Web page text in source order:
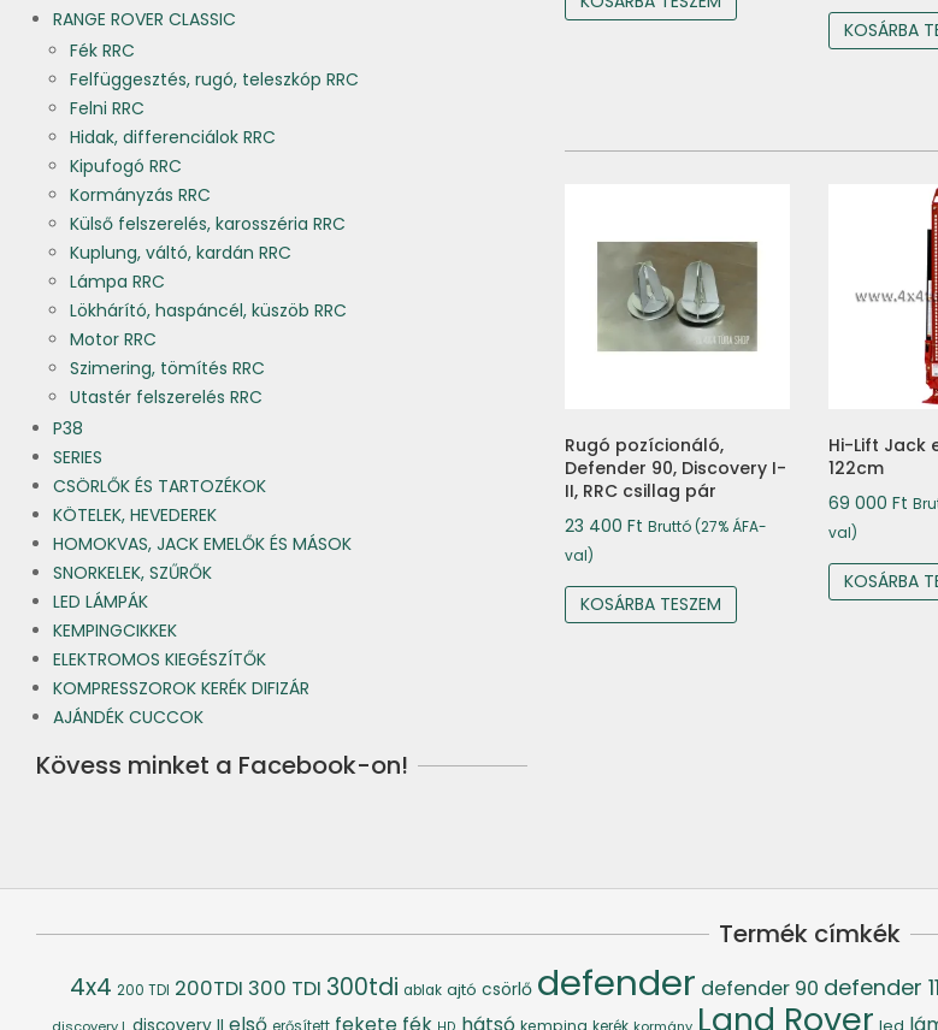
KOSÁRBA
Rugó pozícionáló,
Defender 90, Discovery I-
II, RRC csillag pár
23 400 Ft Bruttó (27% ÁFA-
val)
KOSÁRBA TESZEM
Hi-Lift Jack
122cm
69 000 Ft
val)
KOSÁRBA
RANGE ROVER CLASSIC
Fék RRC
Felfüggesztés, rugó, teleszkóp RRC
Felni RRC
Hidak, differenciálok RRC
Kipufogó RRC
Kormányzás RRC
Külső felszerelés, karosszéria RRC
Kuplung, váltó, kardán RRC
Lámpa RRC
Lökhárító, haspáncél, küszöb RRC
Motor RRC
Szimering, tömítés RRC
Utastér felszerelés RRC
P38
SERIES
CSÖRLŐK ÉS TARTOZÉKOK
KÖTELEK, HEVEDEREK
HOMOKVAS, JACK EMELŐK ÉS MÁSOK
SNORKELEK, SZŰRŐK
LED LÁMPÁK
KEMPINGCIKKEK
ELEKTROMOS KIEGÉSZÍTŐK
KOMPRESSZOROK KERÉK DIFIZÁR
AJÁNDÉK CUCCOK
Kövess minket a Facebook-on!
Termék címkék
4x4 200 TDI 200TDI 300 TDI 300tdi ablak ajtó csörlő defender defender 90 defender
első fekete kemping Land Rover